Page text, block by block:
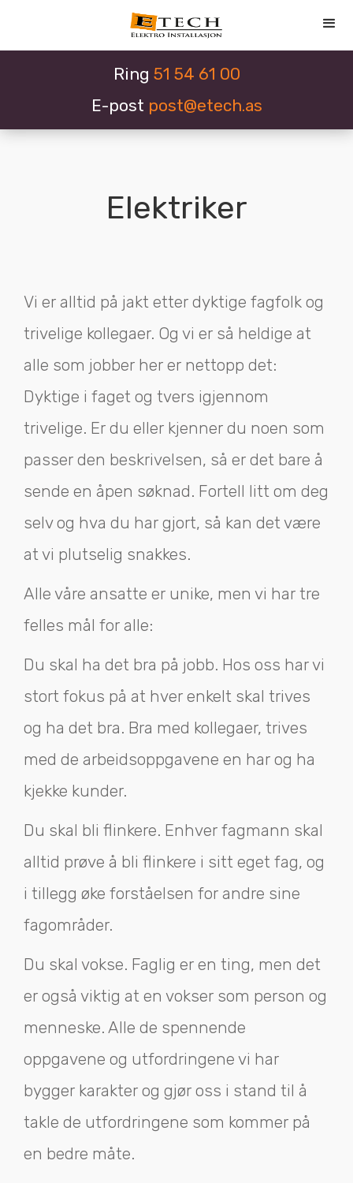
Ring 51 54 61 00
E-post post@etech.as
Elektriker
Vi er alltid på jakt etter dyktige fagfolk og
trivelige kollegaer. Og vi er så heldige at
alle som jobber her er nettopp det:
Dyktige i faget og tvers igjennom
trivelige. Er du eller kjenner du noen som
passer den beskrivelsen, så er det bare å
sende en åpen søknad. Fortell litt om deg
selv og hva du har gjort, så kan det være
at vi plutselig snakkes.
Alle våre ansatte er unike, men vi har tre
felles mål for alle:
Du skal ha det bra på jobb. ‍‍Hos oss har vi
stort fokus på at hver enkelt skal trives
og ha det bra. Bra med kollegaer, trives
med de arbeidsoppgavene en har og ha
kjekke kunder.
Du skal bli flinkere. Enhver fagmann skal
alltid prøve å bli flinkere i sitt eget fag, og
i tillegg øke forståelsen for andre sine
fagområder.
Du skal vokse. Faglig er en ting, men det
er også viktig at en vokser som person og
menneske. Alle de spennende
oppgavene og utfordringene vi har
bygger karakter og gjør oss i stand til å
takle de utfordringene som kommer på
en bedre måte.